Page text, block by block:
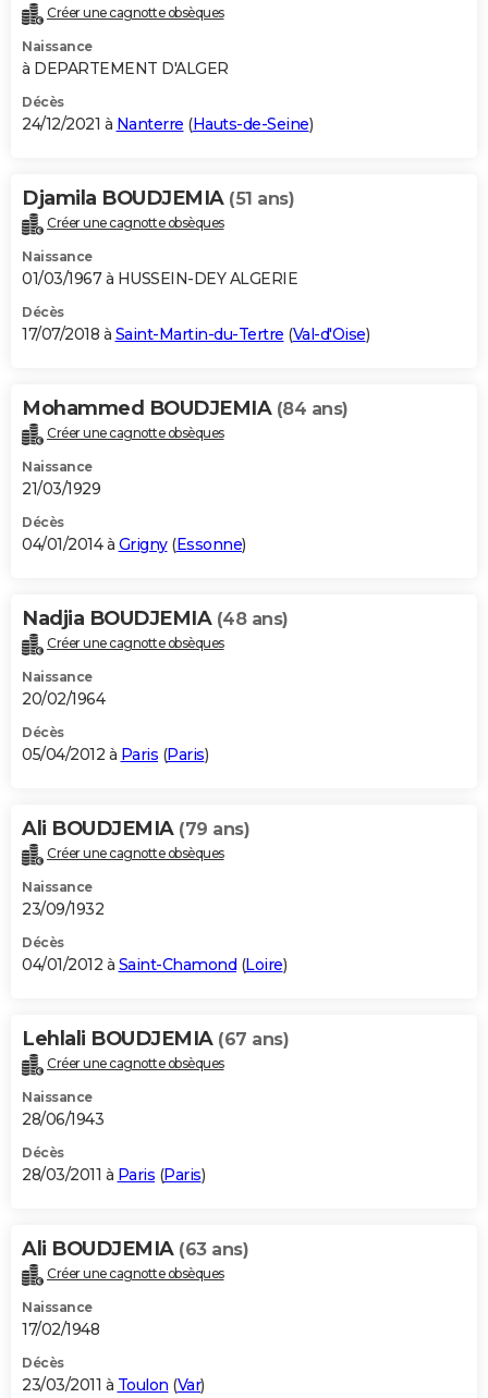
Créer une cagnotte obsèques
Naissance
à DEPARTEMENT D'ALGER
Décès
24/12/2021 à Nanterre (Hauts-de-Seine)
Djamila BOUDJEMIA (51 ans)
Créer une cagnotte obsèques
Naissance
01/03/1967 à HUSSEIN-DEY ALGERIE
Décès
17/07/2018 à Saint-Martin-du-Tertre (Val-d'Oise)
Mohammed BOUDJEMIA (84 ans)
Créer une cagnotte obsèques
Naissance
21/03/1929
Décès
04/01/2014 à Grigny(Essonne)
Nadjia BOUDJEMIA (48 ans)
Créer une cagnotte obsèques
Naissance
20/02/1964
Décès
05/04/2012 à Paris (Paris)
Ali BOUDJEMIA (79 ans)
Créer une cagnotte obsèques
Naissance
23/09/1932
Décès
04/01/2012 à Saint-Chamond (Loire)
Lehlali BOUDJEMIA (67 ans)
Créer une cagnotte obsèques
Naissance
28/06/1943
Décès
28/03/2011 à Paris (Paris)
Ali BOUDJEMIA (63 ans)
Créer une cagnotte obsèques
Naissance
17/02/1948
Décès
23/03/2011 à Toulon (Var)